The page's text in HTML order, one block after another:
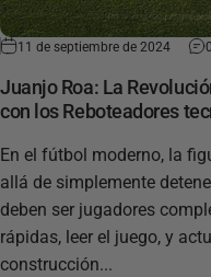
11 de septiembre de 2024
Juanjo Roa: La
con los Reboteadores
En el fútbol moderno, la
allá de simplemente
deben ser jugadores
rápidas, leer el juego, y
construcción...